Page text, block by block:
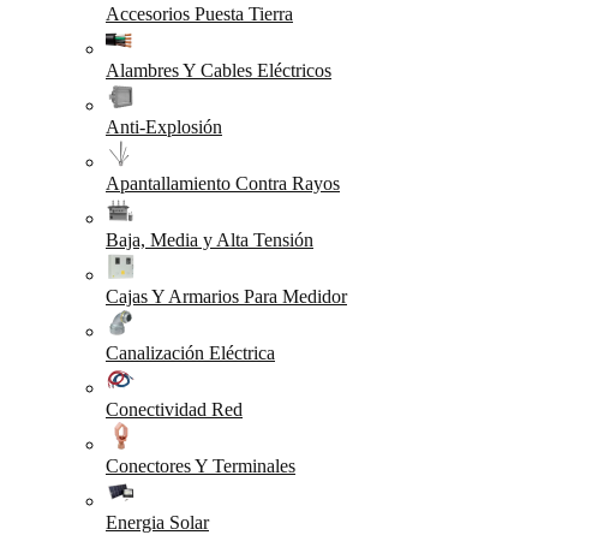
Accesorios Puesta Tierra
Alambres Y Cables Eléctricos
Anti-Explosión
Apantallamiento Contra Rayos
Baja, Media y Alta Tensión
Cajas Y Armarios Para Medidor
Canalización Eléctrica
Conectividad Red
Conectores Y Terminales
Energia Solar